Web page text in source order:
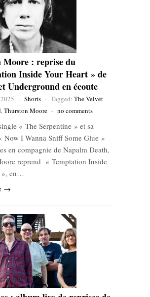
Moore : reprise du
Inside Your Heart » de
Underground en écoute
- Shorts - Tagged: The Velvet
,Thurston Moore - no comments
« The Serpentine » et sa
Now I Wanna Sniff Some Glue »
en compagnie de Napalm Death,
reprend « Temptation Inside
», en…
→